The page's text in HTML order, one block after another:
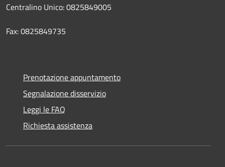
Centralino Unico: 0825849005
Fax: 0825849735
Prenotazione appuntamento
Segnalazione disservizio
Leggi le FAQ
Richiesta assistenza